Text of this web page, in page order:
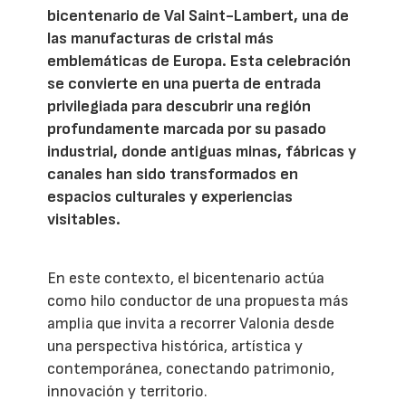
bicentenario de Val Saint-Lambert, una de
las manufacturas de cristal más
emblemáticas de Europa. Esta celebración
se convierte en una puerta de entrada
privilegiada para descubrir una región
profundamente marcada por su pasado
industrial, donde antiguas minas, fábricas y
canales han sido transformados en
espacios culturales y experiencias
visitables.
En este contexto, el bicentenario actúa
como hilo conductor de una propuesta más
amplia que invita a recorrer Valonia desde
una perspectiva histórica, artística y
contemporánea, conectando patrimonio,
innovación y territorio.